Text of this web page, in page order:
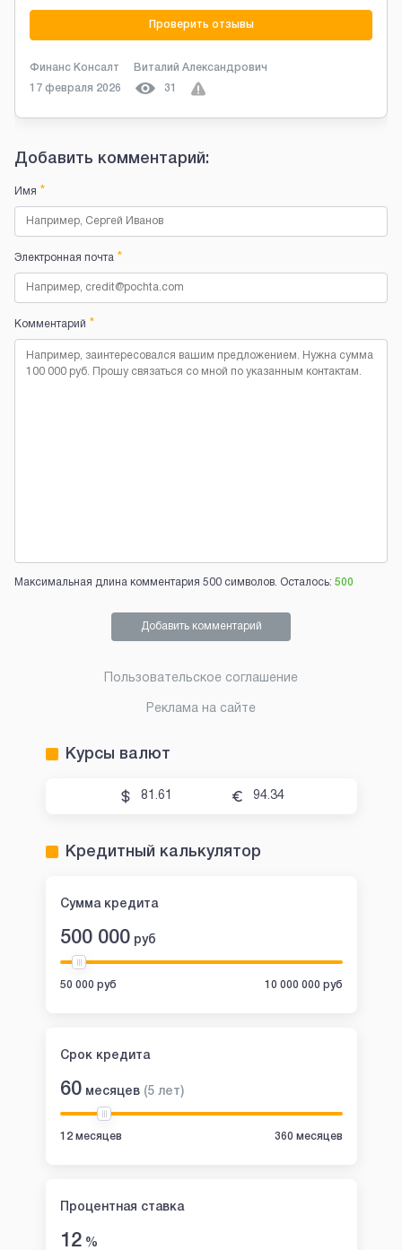
Проверить отзывы
Финанс Консалт Виталий Александрович
17 февраля 2026 31
Добавить комментарий:
Имя *
Электронная почта *
Комментарий *
Максимальная длина комментария 500 символов. Осталось: 500
Добавить комментарий
Пользовательское соглашение
Реклама на сайте
Курсы валют
81.61 94.34
Кредитный калькулятор
Сумма кредита
500 000 руб
50 000 руб 10 000 000 руб
Срок кредита
60 месяцев (5 лет)
12 месяцев 360 месяцев
Процентная ставка
12%